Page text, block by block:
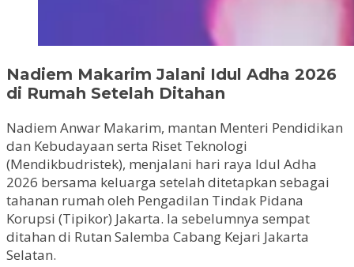
Nadiem Makarim Jalani Idul Adha 2026
di Rumah Setelah Ditahan
Nadiem Anwar Makarim, mantan Menteri Pendidikan
dan Kebudayaan serta Riset Teknologi
(Mendikbudristek), menjalani hari raya Idul Adha
2026 bersama keluarga setelah ditetapkan sebagai
tahanan rumah oleh Pengadilan Tindak Pidana
Korupsi (Tipikor) Jakarta. Ia sebelumnya sempat
ditahan di Rutan Salemba Cabang Kejari Jakarta
Selatan.